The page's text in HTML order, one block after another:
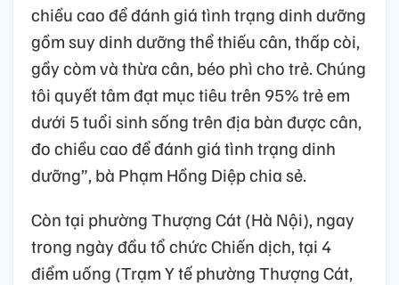
chiều cao để đánh giá tình trạng dinh dưỡng
gồm suy dinh dưỡng thể thiếu cân, thấp còi,
gầy còm và thừa cân, béo phì cho trẻ. Chúng
tôi quyết tâm đạt mục tiêu trên 95% trẻ em
dưới 5 tuổi sinh sống trên địa bàn được cân,
đo chiều cao để đánh giá tình trạng dinh
dưỡng”, bà Phạm Hồng Diệp chia sẻ.
Còn tại phường Thượng Cát (Hà Nội), ngay
trong ngày đầu tổ chức Chiến dịch, tại 4
điểm uống (Trạm Y tế phường Thượng Cát,